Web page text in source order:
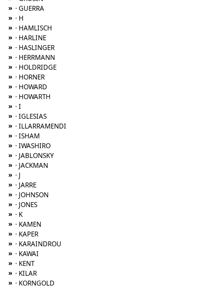
» · GUERRA
» · H
» · HAMLISCH
» · HARLINE
» · HASLINGER
» · HERRMANN
» · HOLDRIDGE
» · HORNER
» · HOWARD
» · HOWARTH
» · I
» · IGLESIAS
» · ILLARRAMENDI
» · ISHAM
» · IWASHIRO
» · JABLONSKY
» · JACKMAN
» · J
» · JARRE
» · JOHNSON
» · JONES
» · K
» · KAMEN
» · KAPER
» · KARAINDROU
» · KAWAI
» · KENT
» · KILAR
» · KORNGOLD